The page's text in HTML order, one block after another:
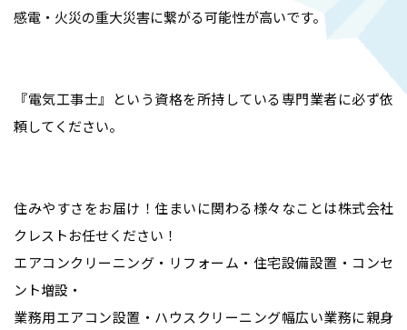
感電・火災の重大災害に繋がる可能性が高いです。
『電気工事士』という資格を所持している専門業者に必ず依
頼してください。
住みやすさをお届け！住まいに関わる様々なことは株式会社
クレストお任せください！
エアコンクリーニング・リフォーム・住宅設備設置・コンセ
ント増設・
業務用エアコン設置・ハウスクリーニング幅広い業務に親身